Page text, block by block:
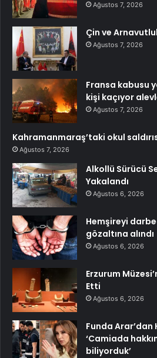
Ağustos 7, 2026
Çin ve
Ağustos 7, 2026
Fransa kabusu
kişi kaçıyor
Ağustos 7, 2026
Kahramanmaraş’taki okul
Ağustos 7, 2026
Alkollü Sürücü
Yakalandı
Ağustos 6, 2026
Hemşireyi
gözaltına alındı
Ağustos 6, 2026
Erzurum
Etti
Ağustos 6, 2026
Funda Arar’dan
‘Camiada
biliyorduk’